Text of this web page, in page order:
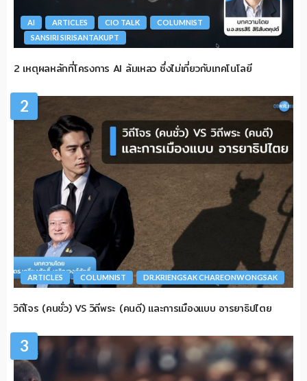
AI ARTICLES CIO TALK
COLUMNIST
SANSIRI SIRISANTAKUPT
2 เหตุผลหลักที่โครงการ AI ล้มเหลว ซึ่งไม่เกี่ยวกับเทคโนโลยี
2
ARTICLES COLUMNIST DR.KRIENGSAK CHAREONWONGSAK
วิถีโจร (คนชั่ว) VS วิถีพระ (คนดี) และการเมืองแบบ อารยาธิปไตย
3